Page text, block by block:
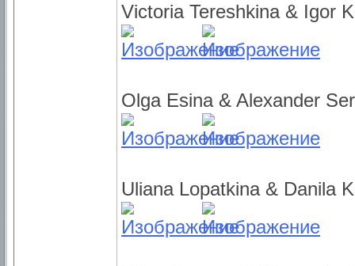
Victoria Tereshkina & Igor
Olga Esina & Alexander
Uliana Lopatkina & Danila